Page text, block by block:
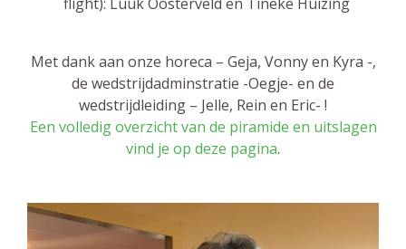
Met dank aan onze horeca – Geja, Vonny en Kyra -,
de wedstrijdadminstratie -Oegje- en de
wedstrijdleiding – Jelle, Rein en Eric- !
Een volledig overzicht van de piramide en uitslagen
vind je op deze pagina.